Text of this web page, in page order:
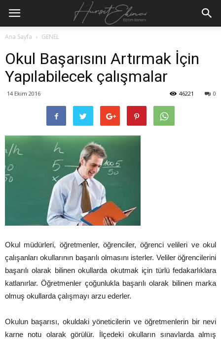
Ana Sayfa GENEL
Okul Başarısını Artırmak İçin
Yapılabilecek çalışmalar
14 Ekim 2016 0
46221
Okul müdürleri, öğretmenler, öğrenciler, öğrenci velileri ve okul
çalışanları okullarının başarılı olmasını isterler. Veliler öğrencilerini
başarılı olarak bilinen okullarda okutmak için türlü fedakarlıklara
katlanırlar. Öğretmenler çoğunlukla başarılı olarak bilinen marka
olmuş okullarda çalışmayı arzu ederler.
Okulun başarısı, okuldaki yöneticilerin ve öğretmenlerin bir nevi
karne notu olarak görülür. İlçedeki okulların sınavlarda almış